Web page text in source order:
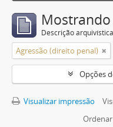
Descrição arquivística
Agressão (direito penal)
Opções
Visualizar impressão